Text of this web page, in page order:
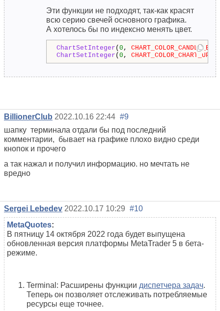
Эти функции не подходят, так-как красят
всю серию свечей основного графика.
А хотелось бы по индексно менять цвет.
ChartSetInteger (0 ,
ChartSetInteger (0 , CHART_COLOR_CHART_UP ,
BillionerClub 2022.10.16 22:44 #9
шапку терминала отдали бы под последний
комментарии, бывает на графике плохо видно среди
кнопок и прочего
а так нажал и получил информацию. но мечтать не
вредно
Sergei Lebedev 2022.10.17 10:29 #10
MetaQuotes:
В пятницу 14 октября 2022 года будет выпущена
обновленная версия платформы MetaTrader 5 в бета-
режиме.
Terminal: Расширены функции диспетчера задач.
Теперь он позволяет отслеживать потребляемые
ресурсы еще точнее.